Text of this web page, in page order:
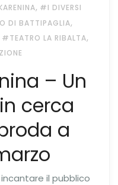
, #I DIVERSI
DI BATTIPAGLIA,
#TEATRO LA RIBALTA,
– Un
cerca
a
il pubblico